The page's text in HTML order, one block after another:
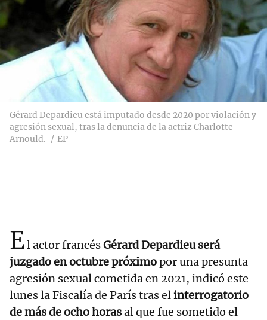
Gérard Depardieu está imputado desde 2020 por violación y
agresión sexual, tras la denuncia de la actriz Charlotte
Arnould.
EP
El actor francésGérard Depardieu será
juzgado en octubre próximopor una presunta
agresión sexual cometida en 2021, indicó este
lunes la Fiscalía de París tras elinterrogatorio
de más de ocho horasal que fue sometido el